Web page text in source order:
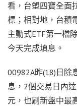
看，台塑四寶全面
標；相對地，台積
主動式ETF第一檔
今天完成填息。
00982A昨(18)日除
息，2個交易日內
元，也刷新盤中最